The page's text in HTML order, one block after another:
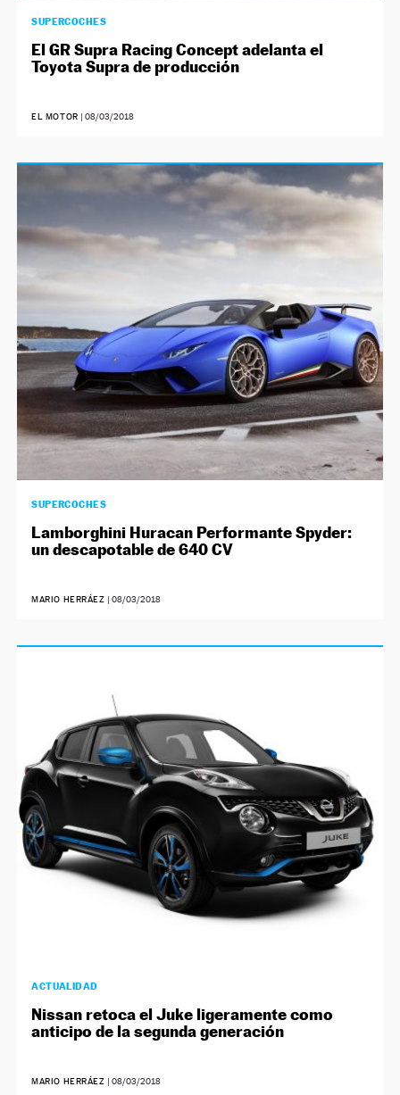
SUPERCOCHES
El GR Supra Racing Concept adelanta el
Toyota Supra de producción
EL MOTOR | 08/03/2018
SUPERCOCHES
Lamborghini Huracan Performante Spyder:
un descapotable de 640 CV
MARIO HERRÁEZ | 08/03/2018
ACTUALIDAD
Nissan retoca el Juke ligeramente como
anticipo de la segunda generación
MARIO HERRÁEZ | 08/03/2018